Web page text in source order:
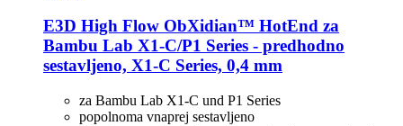
E3D High Flow ObXidian™ HotEnd za
Bambu Lab X1-​C/P1 Series -​ predhodno
sestavljeno, X1-​C Series, 0,4 mm
za Bambu Lab X1-C und P1 Series
popolnoma vnaprej sestavljeno